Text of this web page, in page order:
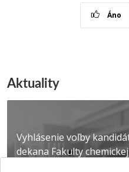
Áno
Aktuality
Vyhlásenie voľby
dekana Fakulty